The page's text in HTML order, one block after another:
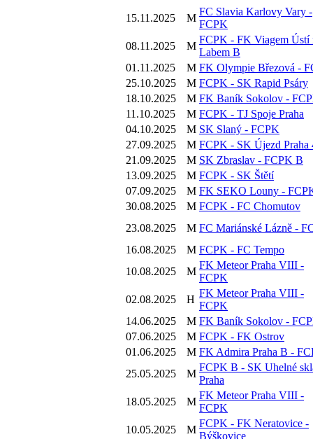
15.11.2025
M
FC Slavia Karlovy Vary -
FCPK
08.11.2025
M
FCPK - FK Viagem Ústí
Labem B
01.11.2025
M FK Olympie Březová -
25.10.2025
M FCPK - SK Rapid Psáry
18.10.2025
M FK Baník Sokolov -
11.10.2025
M FCPK - TJ Spoje Praha
04.10.2025
M SK Slaný - FCPK
27.09.2025
M FCPK - SK Újezd Praha
21.09.2025
M SK Zbraslav - FCPK B
13.09.2025
M FCPK - SK Štětí
07.09.2025
M FK SEKO Louny -
30.08.2025
M FCPK - FC Chomutov
23.08.2025
M FC Mariánské Lázně -
16.08.2025
M FCPK - FC Tempo
10.08.2025
M
FK Meteor Praha VIII -
FCPK
02.08.2025
H
FK Meteor Praha VIII -
FCPK
14.06.2025
M FK Baník Sokolov -
07.06.2025
M FCPK - FK Ostrov
01.06.2025
M FK Admira Praha B -
25.05.2025
M
FCPK B - SK Uhelné
Praha
18.05.2025
M
FK Meteor Praha VIII -
FCPK
10.05.2025
M
FCPK - FK Neratovice -
Býškovice